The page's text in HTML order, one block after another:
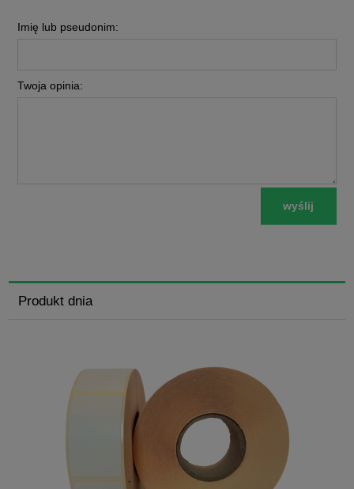
Imię lub pseudonim:
Twoja opinia:
wyślij
Produkt dnia